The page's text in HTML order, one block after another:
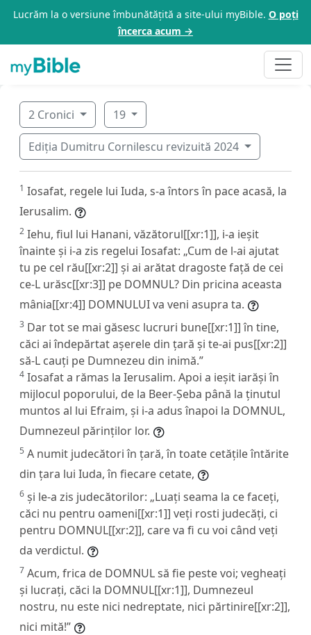
Lucrăm la o versiune îmbunătățită a site-ului myBible. O poți
încerca acum →
2 Cronici 19
Ediția Dumitru Cornilescu revizuită 2024
1 Iosafat, regele lui Iuda, s-a întors în pace acasă, la
Ierusalim.
2 Iehu, fiul lui Hanani, văzătorul[[xr:1]], i-a ieșit
înainte și i-a zis regelui Iosafat: „Cum de l-ai ajutat
tu pe cel rău[[xr:2]] și ai arătat dragoste față de cei
ce-L urăsc[[xr:3]] pe DOMNUL? Din pricina aceasta
mânia[[xr:4]] DOMNULUI va veni asupra ta.
3 Dar tot se mai găsesc lucruri bune[[xr:1]] în tine,
căci ai îndepărtat așerele din țară și te-ai pus[[xr:2]]
să-L cauți pe Dumnezeu din inimă.”
4 Iosafat a rămas la Ierusalim. Apoi a ieșit iarăși în
mijlocul poporului, de la Beer-Șeba până la ținutul
muntos al lui Efraim, și i-a adus înapoi la DOMNUL,
Dumnezeul părinților lor.
5 A numit judecători în țară, în toate cetățile întărite
din țara lui Iuda, în fiecare cetate,
6 și le-a zis judecătorilor: „Luați seama la ce faceți,
căci nu pentru oameni[[xr:1]] veți rosti judecăți, ci
pentru DOMNUL[[xr:2]], care va fi cu voi când veți
da verdictul.
7 Acum, frica de DOMNUL să fie peste voi; vegheați
și lucrați, căci la DOMNUL[[xr:1]], Dumnezeul
nostru, nu este nici nedreptate, nici părtinire[[xr:2]],
nici mită!”